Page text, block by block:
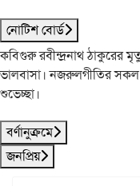
নোটিশ বোর্ড
কবিগুরু রবীন্দ্রনাথ ঠাকুরের
ভালবাসা। নজরুলগীতির সকল
শুভেচ্ছা।
বর্ণানুক্রমে
জনপ্রিয়